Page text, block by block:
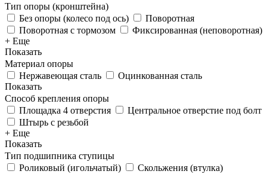
Тип опоры (кронштейна)
Без опоры (колесо под ось)
Поворотная
Поворотная с тормозом
Фиксированная (неповоротная)
+ Еще
Показать
Материал опоры
Нержавеющая сталь
Оцинкованная сталь
Показать
Способ крепления опоры
Площадка 4 отверстия
Центральное отверстие под болт
Штырь с резьбой
+ Еще
Показать
Тип подшипника ступицы
Роликовый (игольчатый)
Скольжения (втулка)